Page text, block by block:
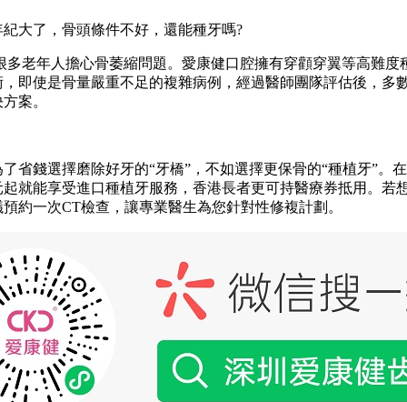
了，骨頭條件不好，還能種牙嗎?
年人擔心骨萎縮問題。愛康健口腔擁有穿顴穿翼等高難度
即使是骨量嚴重不足的複雜病例，經過醫師團隊評估後，多
案。
錢選擇磨除好牙的“牙橋”，不如選擇更保骨的“種植牙”。
起就能享受進口種植牙服務，香港長者更可持醫療券抵用。若
約一次CT檢查，讓專業醫生為您針對性修複計劃。